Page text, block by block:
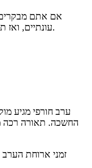
אם אתם מבקרים
עונתיים, ואז תכננו הליכת ערב כשהעיר נראית קולנועית במיוחד.
ערב חורפי מגיע
החשכה. תאורה רכה
זמני ארוחת הערב